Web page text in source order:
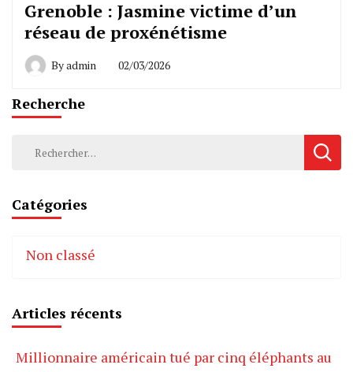
Grenoble : Jasmine victime d’un
réseau de proxénétisme
Byadmin 02/03/2026
Recherche
Rechercher :
Catégories
Non classé
Articles récents
Millionnaire américain tué par cinq éléphants au